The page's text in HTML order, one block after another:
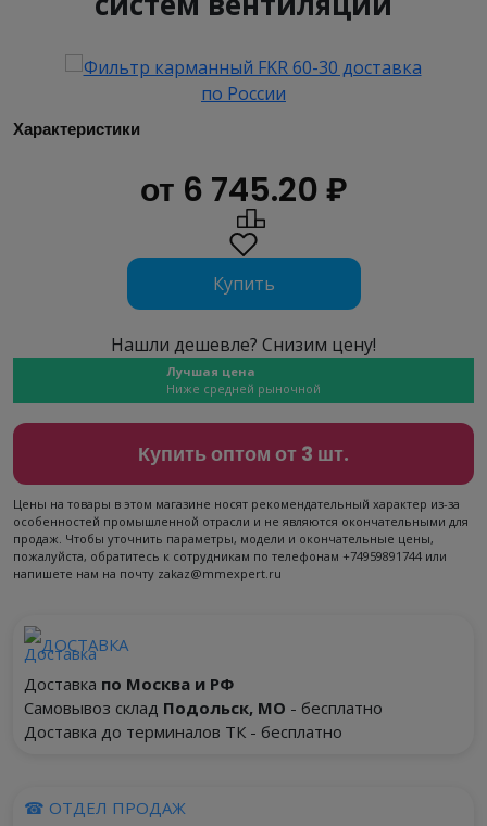
Характеристики
от 6 745.20 ₽
Купить
Нашли дешевле? Снизим цену!
Лучшая цена
Ниже средней рыночной
Купить оптом от 3 шт.
Цены на товары в этом магазине носят рекомендательный характер из-за
особенностей промышленной отрасли и не являются окончательными для
продаж. Чтобы уточнить параметры, модели и окончательные цены,
пожалуйста, обратитесь к сотрудникам по телефонам +74959891744 или
напишете нам на почту zakaz@mmexpert.ru
ДОСТАВКА
Доставка по Москва и РФ
Самовывоз склад Подольск, МО - бесплатно
Доставка до терминалов ТК - бесплатно
☎ ОТДЕЛ ПРОДАЖ